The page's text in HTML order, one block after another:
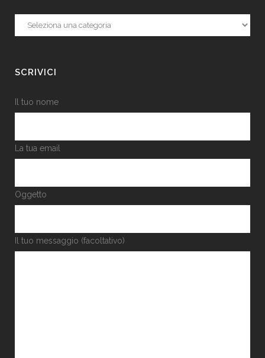
Categorie
SCRIVICI
Il tuo nome
La tua email
Oggetto
Il tuo messaggio (facoltativo)